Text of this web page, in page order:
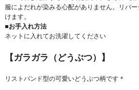
服によだれが染みる心配がありません。リバ
けます。
■お手入れ方法
ネットに入れてお洗濯してください
【ガラガラ（どうぶつ）】
リストバンド型の可愛いどうぶつ柄です＊